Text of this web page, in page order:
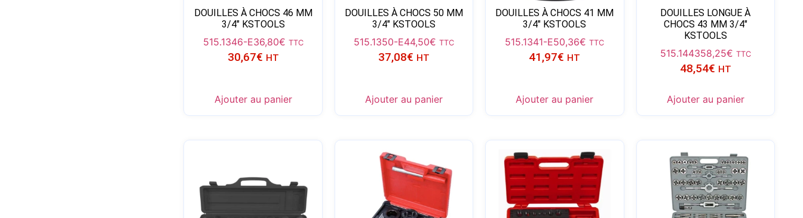
DOUILLES À CHOCS 46 MM
3/4″ KSTOOLS
515.1346-E36,80€ TTC
30,67€ HT
Ajouter au panier
DOUILLES À CHOCS 50 MM
3/4″ KSTOOLS
515.1350-E44,50€ TTC
37,08€ HT
Ajouter au panier
DOUILLES À CHOCS 41 MM
3/4″ KSTOOLS
515.1341-E50,36€ TTC
41,97€ HT
Ajouter au panier
DOUILLES LONGUE À
CHOCS 43 MM 3/4″
KSTOOLS
515.144358,25€ TTC
48,54€ HT
Ajouter au panier